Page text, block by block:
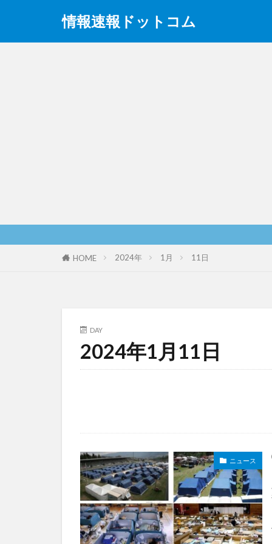
情報速報ドットコム
HOME 2024年 1月 11日
DAY
2024年1月11日
ニュース